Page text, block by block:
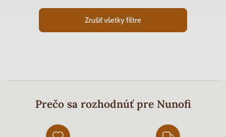
Zrušiť všetky filtre
Prečo sa rozhodnúť pre Nunofi